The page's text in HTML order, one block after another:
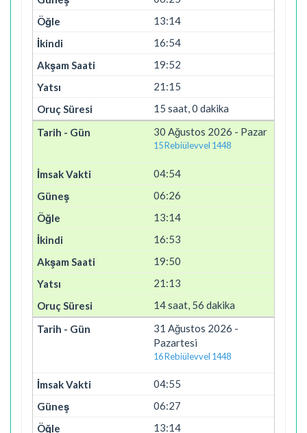
13:14
16:54
19:52
21:15
15 saat, 0 dakika
30 Ağustos 2026 - Pazar
15 Rebiülevvel 1448
04:54
06:26
13:14
16:53
19:50
21:13
14 saat, 56 dakika
31 Ağustos 2026 -
Pazartesi
16 Rebiülevvel 1448
04:55
06:27
13:14